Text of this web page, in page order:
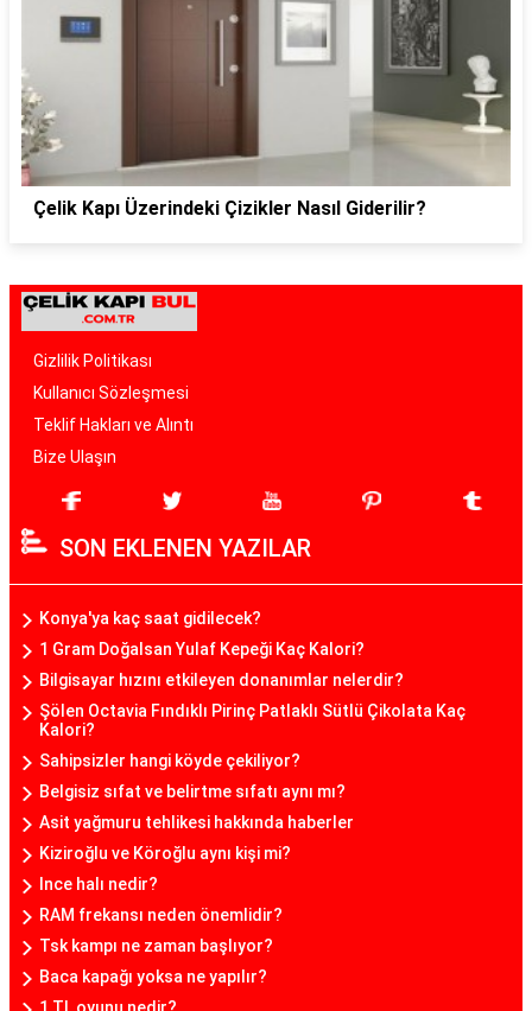
Çelik Kapı Üzerindeki Çizikler Nasıl Giderilir?
Gizlilik Politikası
Kullanıcı Sözleşmesi
Teklif Hakları ve Alıntı
Bize Ulaşın
SON EKLENEN YAZILAR
Konya'ya kaç saat gidilecek?
1 Gram Doğalsan Yulaf Kepeği Kaç Kalori?
Bilgisayar hızını etkileyen donanımlar nelerdir?
Şölen Octavia Fındıklı Pirinç Patlaklı Sütlü Çikolata Kaç
Kalori?
Sahipsizler hangi köyde çekiliyor?
Belgisiz sıfat ve belirtme sıfatı aynı mı?
Asit yağmuru tehlikesi hakkında haberler
Kiziroğlu ve Köroğlu aynı kişi mi?
Ince halı nedir?
RAM frekansı neden önemlidir?
Tsk kampı ne zaman başlıyor?
Baca kapağı yoksa ne yapılır?
1 TL oyunu nedir?